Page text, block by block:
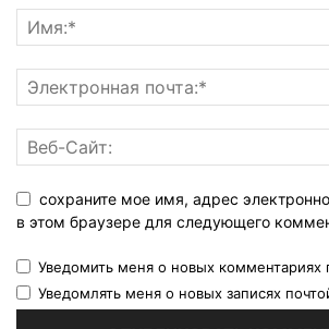
сохраните мое имя, адрес
в этом браузере для следующего
Уведомить меня о новых комментариях
Уведомлять меня о новых записях